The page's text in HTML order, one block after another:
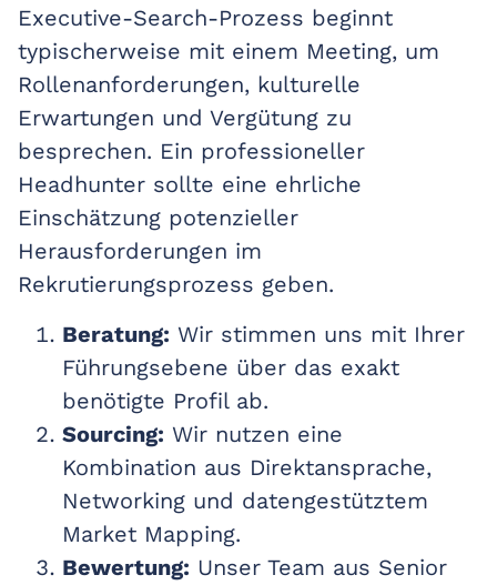
Executive-Search-Prozess beginnt
typischerweise mit einem Meeting, um
Rollenanforderungen, kulturelle
Erwartungen und Vergütung zu
besprechen. Ein professioneller
Headhunter sollte eine ehrliche
Einschätzung potenzieller
Herausforderungen im
Rekrutierungsprozess geben.
Beratung: Wir stimmen uns mit Ihrer
Führungsebene über das exakt
benötigte Profil ab.
Sourcing: Wir nutzen eine
Kombination aus Direktansprache,
Networking und datengestütztem
Market Mapping.
Bewertung: Unser Team aus Senior